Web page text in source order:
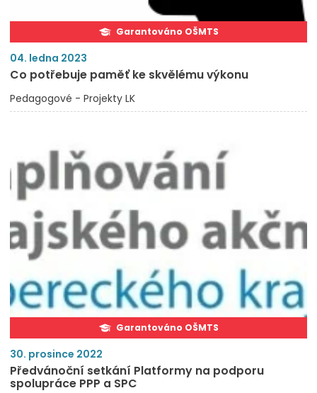
Garantováno OŠMTS
04. ledna 2023
Co potřebuje paměť ke skvělému výkonu
Pedagogové - Projekty LK
Garantováno OŠMTS
30. prosince 2022
Předvánoční setkání Platformy na podporu
spolupráce PPP a SPC